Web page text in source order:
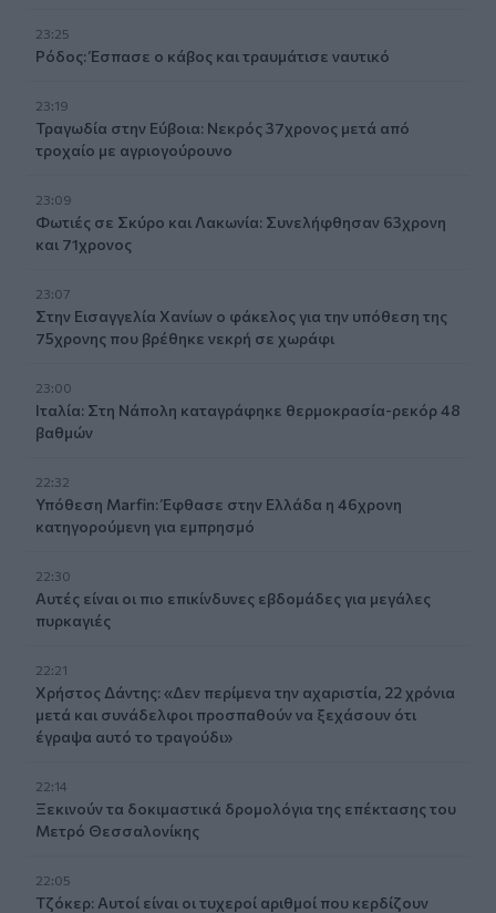
23:25
Ρόδος: Έσπασε ο κάβος και τραυμάτισε ναυτικό
23:19
Τραγωδία στην Εύβοια: Νεκρός 37χρονος μετά από
τροχαίο με αγριογούρουνο
23:09
Φωτιές σε Σκύρο και Λακωνία: Συνελήφθησαν 63χρονη
και 71χρονος
23:07
Στην Εισαγγελία Χανίων ο φάκελος για την υπόθεση της
75χρονης που βρέθηκε νεκρή σε χωράφι
23:00
Ιταλία: Στη Νάπολη καταγράφηκε θερμοκρασία-ρεκόρ 48
βαθμών
22:32
Υπόθεση Marfin: Έφθασε στην Ελλάδα η 46χρονη
κατηγορούμενη για εμπρησμό
22:30
Αυτές είναι οι πιο επικίνδυνες εβδομάδες για μεγάλες
πυρκαγιές
22:21
Χρήστος Δάντης: «Δεν περίμενα την αχαριστία, 22 χρόνια
μετά και συνάδελφοι προσπαθούν να ξεχάσουν ότι
έγραψα αυτό το τραγούδι»
22:14
Ξεκινούν τα δοκιμαστικά δρομολόγια της επέκτασης του
Μετρό Θεσσαλονίκης
22:05
Τζόκερ: Αυτοί είναι οι τυχεροί αριθμοί που κερδίζουν